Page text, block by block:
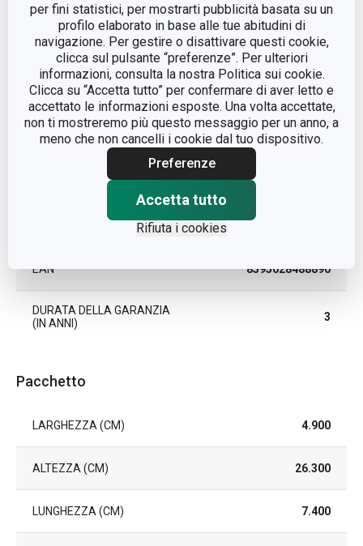
per fini statistici, per mostrarti pubblicità basata su un
profilo elaborato in base alle tue abitudini di
navigazione. Per gestire o disattivare questi cookie,
clicca sul pulsante “preferenze”. Per ulteriori
informazioni, consulta la nostra Politica sui cookie.
Clicca su “Accetta tutto” per confermare di aver letto e
accettato le informazioni esposte. Una volta accettate,
non ti mostreremo più questo messaggio per un anno, a
meno che non cancelli i cookie dal tuo dispositivo.
Preferenze
Accetta tutto
Rifiuta i cookies
CATEGORIA
organizzazione della
cucina
LINEA DI PRODOTTO FlexiSPACE
MATERIALE plastica
parete attrezzata
EAN 8595028488890
DURATA DELLA GARANZIA
(IN ANNI)
3
Pacchetto
LARGHEZZA (CM) 4.900
ALTEZZA (CM) 26.300
LUNGHEZZA (CM) 7.400